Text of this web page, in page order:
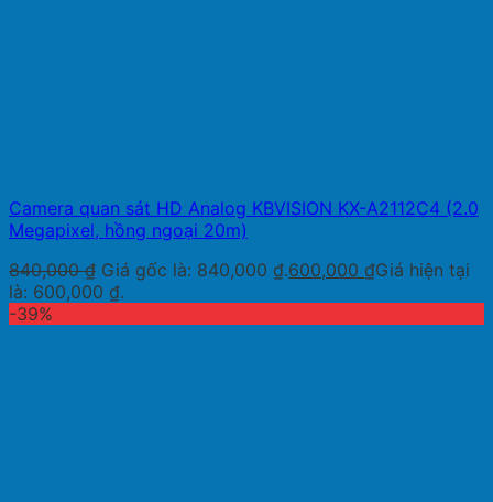
Camera quan sát HD Analog KBVISION KX-A2112C4 (2.0
Megapixel, hồng ngoại 20m)
840,000₫ Giá gốc là: 840,000 ₫.600,000 ₫Giá hiện tại
là: 600,000 ₫.
-39%